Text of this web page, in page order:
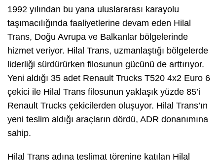
1992 yılından bu yana uluslararası karayolu
taşımacılığında faaliyetlerine devam eden Hilal
Trans, Doğu Avrupa ve Balkanlar bölgelerinde
hizmet veriyor. Hilal Trans, uzmanlaştığı bölgelerde
liderliği sürdürürken filosunun gücünü de arttırıyor.
Yeni aldığı 35 adet Renault Trucks T520 4x2 Euro 6
çekici ile Hilal Trans filosunun yaklaşık yüzde 85’i
Renault Trucks çekicilerden oluşuyor. Hilal Trans’ın
yeni teslim aldığı araçların dördü, ADR donanımına
sahip.
Hilal Trans adına teslimat törenine katılan Hilal